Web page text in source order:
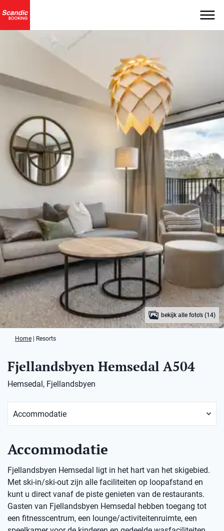
bekijk alle foto's (14)
Home Resorts
Fjellandsbyen Hemsedal A504
Hemsedal, Fjellandsbyen
Accommodatie
Fjellandsbyen Hemsedal ligt in het hart van het skigebied.
Met ski-in/ski-out zijn alle faciliteiten op loopafstand en
kunt u direct vanaf de piste genieten van de restaurants.
Gasten van Fjellandsbyen Hemsedal hebben toegang tot
een fitnesscentrum, een lounge/activiteitenruimte, een